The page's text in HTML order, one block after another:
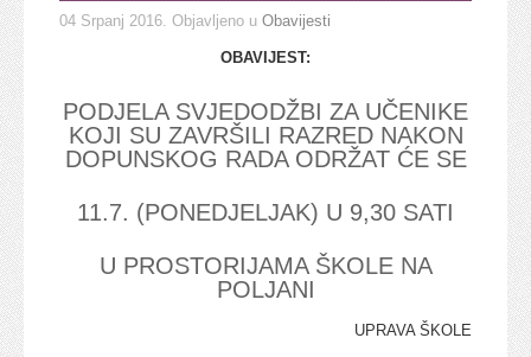
04 Srpanj 2016. Objavljeno u Obavijesti
OBAVIJEST:
PODJELA SVJEDODŽBI ZA UČENIKE
KOJI SU ZAVRŠILI RAZRED NAKON
DOPUNSKOG RADA ODRŽAT ĆE SE
11.7. (PONEDJELJAK) U 9,30 SATI
U PROSTORIJAMA ŠKOLE NA
POLJANI
UPRAVA ŠKOLE